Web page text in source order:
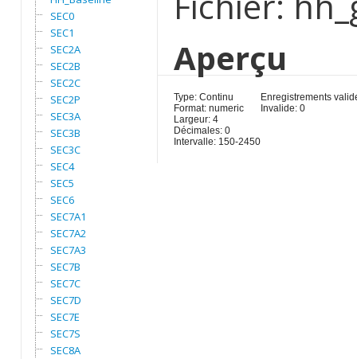
SEC0
SEC1
SEC2A
SEC2B
SEC2C
SEC2P
SEC3A
SEC3B
SEC3C
SEC4
SEC5
SEC6
SEC7A1
SEC7A2
SEC7A3
SEC7B
SEC7C
SEC7D
SEC7E
SEC7S
SEC8A
Aperçu
Type: Continu
Format: numeric
Largeur: 4
Décimales: 0
Intervalle: 150-2450
Enregistrements
Invalide: 0